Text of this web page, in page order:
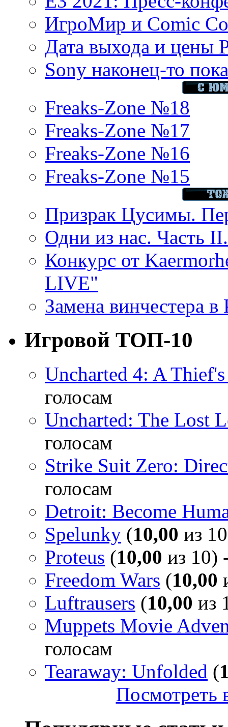
ИгроМир и Comic
Дата выхода и цены
Sony наконец-то
Freaks-Zone №18
Freaks-Zone №17
Freaks-Zone №16
Freaks-Zone №15
Призрак Цусимы.
Одни из нас. Часть
Конкурс от
LIVE"
Замена винчестера
Игровой ТОП-10
Uncharted 4: A
голосам
Uncharted: The Lost
голосам
Strike Suit Zero:
голосам
Detroit: Become
Spelunky (10,00 из
Proteus (10,00 из 10)
Freedom Wars (10,00
Luftrausers (10,00 из
Muppets Movie
голосам
Tearaway: Unfolded (
Посмотреть